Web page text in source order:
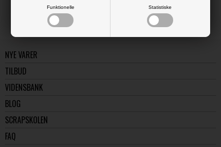
Funktionelle Statistiske
NYE VARER
TILBUD
VIDENSBANK
BLOG
SCRAPSKOLEN
FAQ